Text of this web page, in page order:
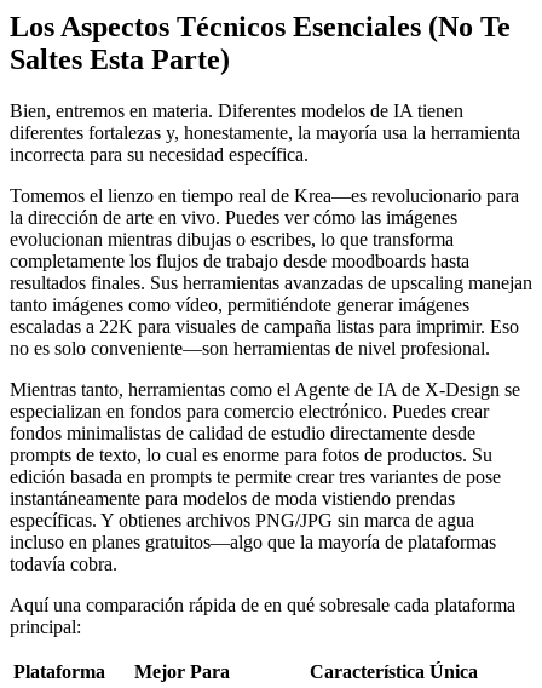
Los Aspectos Técnicos Esenciales (No Te
Saltes Esta Parte)
Bien, entremos en materia. Diferentes modelos de IA tienen
diferentes fortalezas y, honestamente, la mayoría usa la herramienta
incorrecta para su necesidad específica.
Tomemos el lienzo en tiempo real de Krea—es revolucionario para
la dirección de arte en vivo. Puedes ver cómo las imágenes
evolucionan mientras dibujas o escribes, lo que transforma
completamente los flujos de trabajo desde moodboards hasta
resultados finales. Sus herramientas avanzadas de upscaling manejan
tanto imágenes como vídeo, permitiéndote generar imágenes
escaladas a 22K para visuales de campaña listas para imprimir. Eso
no es solo conveniente—son herramientas de nivel profesional.
Mientras tanto, herramientas como el Agente de IA de X-Design se
especializan en fondos para comercio electrónico. Puedes crear
fondos minimalistas de calidad de estudio directamente desde
prompts de texto, lo cual es enorme para fotos de productos. Su
edición basada en prompts te permite crear tres variantes de pose
instantáneamente para modelos de moda vistiendo prendas
específicas. Y obtienes archivos PNG/JPG sin marca de agua
incluso en planes gratuitos—algo que la mayoría de plataformas
todavía cobra.
Aquí una comparación rápida de en qué sobresale cada plataforma
principal:
Plataforma Mejor Para Característica Única